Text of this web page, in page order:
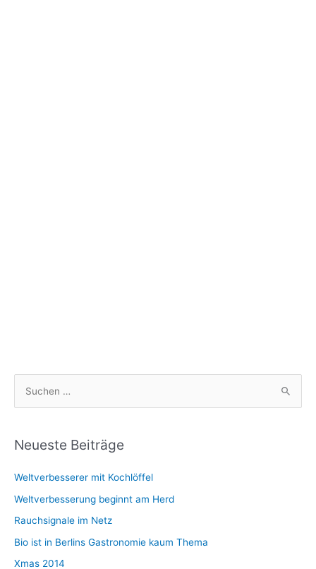
h
n
n
a
Neueste Beiträge
Weltverbesserer mit Kochlöffel
Weltverbesserung beginnt am Herd
Rauchsignale im Netz
Bio ist in Berlins Gastronomie kaum Thema
Xmas 2014